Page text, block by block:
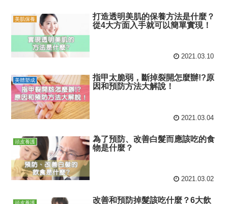
美肌保養
打造透明美肌的保養方法是什麼？
從4大方面入手就可以簡單實現！
2021.03.10
美體塑成
指甲太脆弱，斷掉裂開怎麼辦!?原
因和預防方法大解說！
2021.03.04
頭皮養護
為了預防、改善白髮而應該吃的食
物是什麼？
2021.03.02
頭皮養護
改善和預防掉髮該吃什麼？6大飲